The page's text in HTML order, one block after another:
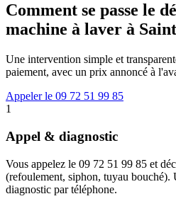
Comment se passe le
machine à laver à
Une intervention simple et
paiement, avec un prix annoncé à
Appeler le 09 72 51 99 85
1
Appel & diagnostic
Vous appelez le 09 72 51 99 85 et
(refoulement, siphon, tuyau bouché).
diagnostic par téléphone.